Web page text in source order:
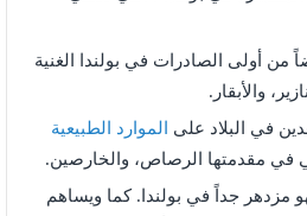
من أولى الصادرات في بولندا الغنية
والأبقار.
في البلاد على
الموارد الطبيعية
في مقدمتها الرصاص، والخارصين.
مزدهر جداً في بولندا. كما ويساهم